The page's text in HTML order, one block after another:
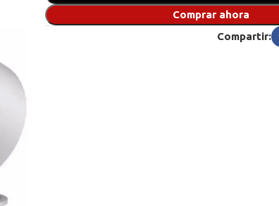
Comprar ahora
Compartir: